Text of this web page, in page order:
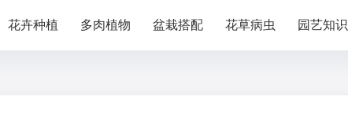
花卉种植 多肉植物 盆栽搭配 花草病虫 园艺知识